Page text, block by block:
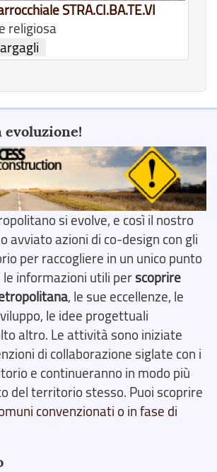
STRA.CI.BA.TE.VI
religiosa
si evolve, e così il nostro
avviato azioni di co-design con gli
per raccogliere in un unico punto
informazioni utili perscoprire
, le sue eccellenze, le
le idee progettuali
altro. Le attività sono iniziate
di collaborazione siglate con i
e continueranno in modo più
del territorio stesso. Puoi scoprire
convenzionati o in fase di